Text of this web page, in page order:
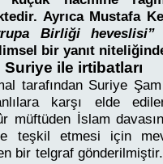
Ayrıca Mustafa
Birliği heveslisi”
bir yanıt
Suriye ile irtibatları
tarafından Suriye
karşı elde
müftüden İslam
teşkil etmesi için
bir telgraf